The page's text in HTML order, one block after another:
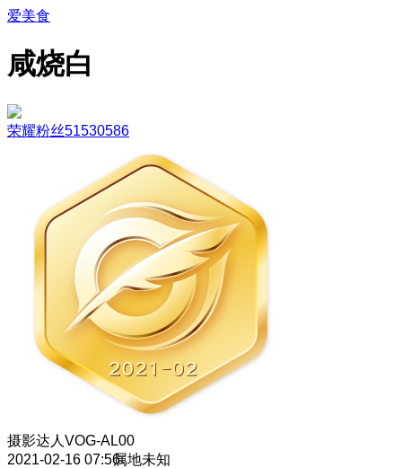
爱美食
咸烧白
荣耀粉丝51530586
摄影达人 VOG-AL00
2021-02-16 07:56属地未知